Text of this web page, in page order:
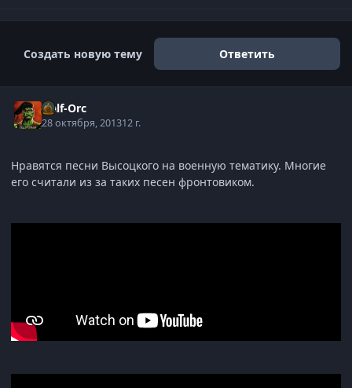
Создать новую тему Ответить
Half-Orc
28 октября, 201312 г.
Нравятся песни Высоцкого на военную тематику. Многие
его считали из за таких песен фронтовиком.